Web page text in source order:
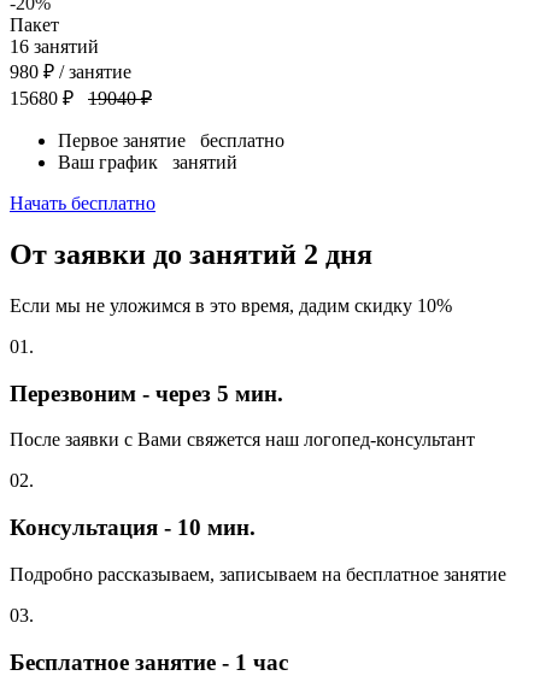
Пакет
16 занятий
980 ₽ / занятие
15680 ₽
19040 ₽
Первое занятие бесплатно
Ваш график занятий
Начать бесплатно
От заявки до занятий 2 дня
Если мы не уложимся в это время, дадим скидку 10%
01.
Перезвоним - через 5 мин.
После заявки с Вами свяжется наш логопед-консультант
02.
Консультация - 10 мин.
Подробно рассказываем, записываем на бесплатное занятие
03.
Бесплатное занятие - 1 час